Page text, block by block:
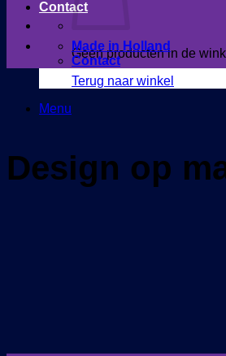
Geen producten in de
Terug naar winkel
Menu
Contact
Made in Holland
Contact
Design op